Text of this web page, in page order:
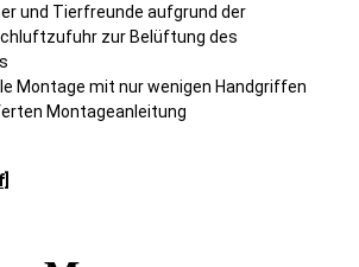
und Tierfreunde aufgrund der
zur Belüftung des
Montage mit nur wenigen Handgriffen
Montageanleitung